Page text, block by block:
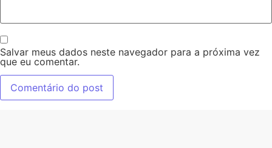
Salvar meus dados neste navegador para a próxima vez
que eu comentar.